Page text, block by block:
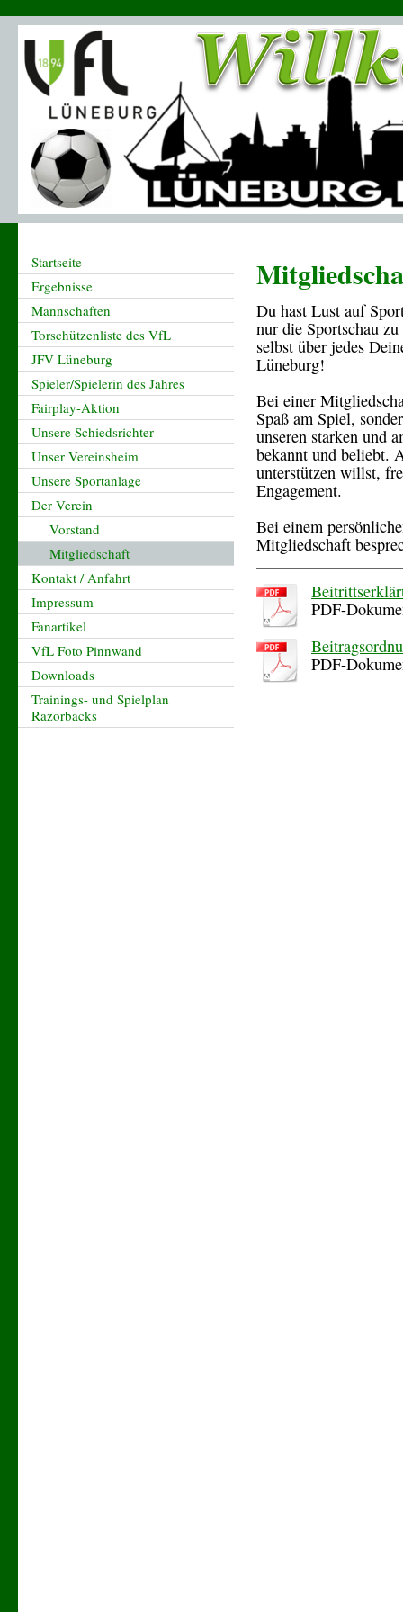
Startseite
Ergebnisse
Mannschaften
Torschützenliste des VfL
JFV Lüneburg
Spieler/Spielerin des Jahres
Fairplay-Aktion
Unsere Schiedsrichter
Unser Vereinsheim
Unsere Sportanlage
Der Verein
Vorstand
Mitgliedschaft
Kontakt / Anfahrt
Impressum
Fanartikel
VfL Foto Pinnwand
Downloads
Trainings- und Spielplan
Razorbacks
Du hast Lust auf
nur die Sportschau
selbst über jedes
Lüneburg!
Bei einer
Spaß am Spiel,
unseren starken und
bekannt und beliebt.
unterstützen willst,
Engagement.
Bei einem
Mitgliedschaft
PDF-
PDF-